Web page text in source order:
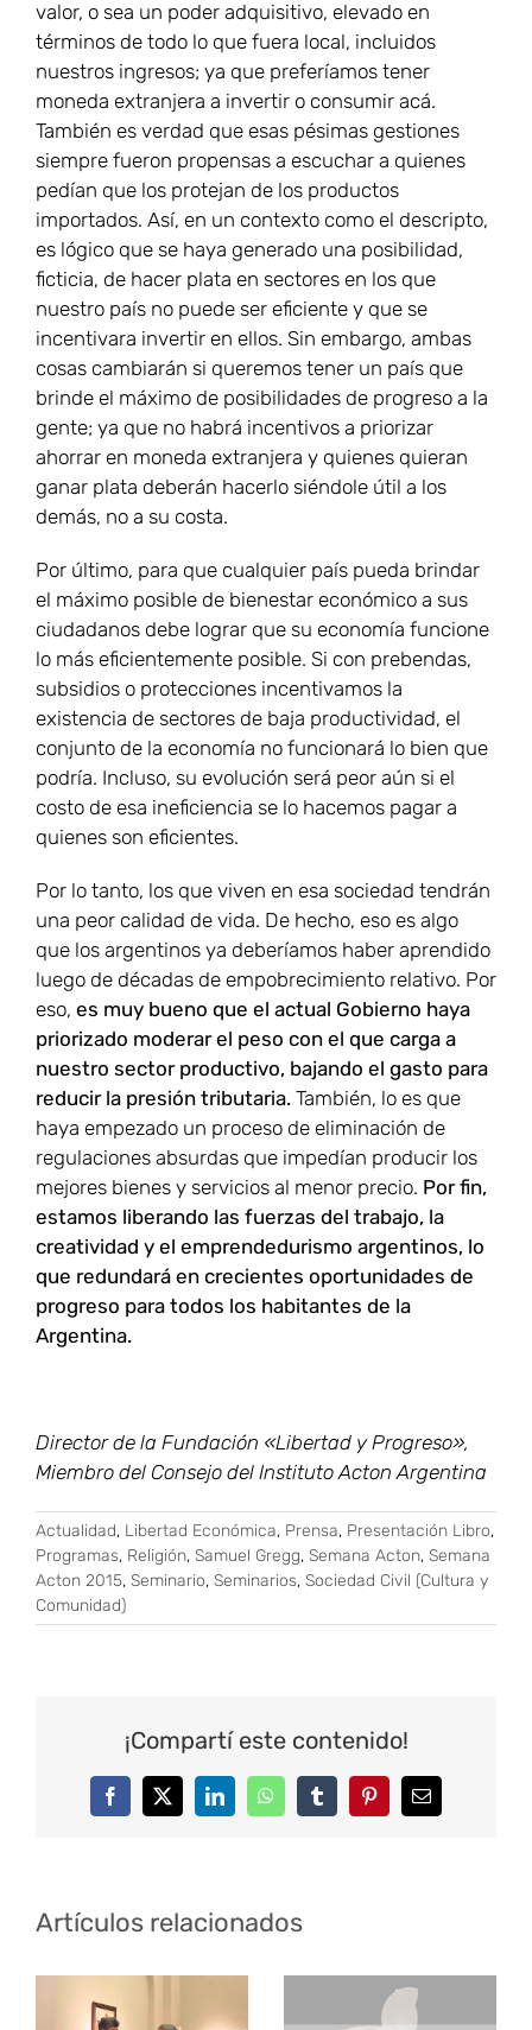
valor, o sea un poder adquisitivo, elevado en
términos de todo lo que fuera local, incluidos
nuestros ingresos; ya que preferíamos tener
moneda extranjera a invertir o consumir acá.
También es verdad que esas pésimas gestiones
siempre fueron propensas a escuchar a quienes
pedían que los protejan de los productos
importados. Así, en un contexto como el descripto,
es lógico que se haya generado una posibilidad,
ficticia, de hacer plata en sectores en los que
nuestro país no puede ser eficiente y que se
incentivara invertir en ellos. Sin embargo, ambas
cosas cambiarán si queremos tener un país que
brinde el máximo de posibilidades de progreso a la
gente; ya que no habrá incentivos a priorizar
ahorrar en moneda extranjera y quienes quieran
ganar plata deberán hacerlo siéndole útil a los
demás, no a su costa.
Por último, para que cualquier país pueda brindar
el máximo posible de bienestar económico a sus
ciudadanos debe lograr que su economía funcione
lo más eficientemente posible. Si con prebendas,
subsidios o protecciones incentivamos la
existencia de sectores de baja productividad, el
conjunto de la economía no funcionará lo bien que
podría. Incluso, su evolución será peor aún si el
costo de esa ineficiencia se lo hacemos pagar a
quienes son eficientes.
Por lo tanto, los que viven en esa sociedad tendrán
una peor calidad de vida. De hecho, eso es algo
que los argentinos ya deberíamos haber aprendido
luego de décadas de empobrecimiento relativo. Por
eso, es muy bueno que el actual Gobierno haya
priorizado moderar el peso con el que carga a
nuestro sector productivo, bajando el gasto para
reducir la presión tributaria. También, lo es que
haya empezado un proceso de eliminación de
regulaciones absurdas que impedían producir los
mejores bienes y servicios al menor precio. Por fin,
estamos liberando las fuerzas del trabajo, la
creatividad y el emprendedurismo argentinos, lo
que redundará en crecientes oportunidades de
progreso para todos los habitantes de la
Argentina.
Director de la Fundación «Libertad y Progreso»,
Miembro del Consejo del Instituto Acton Argentina
Actualidad, Libertad Económica, Prensa, Presentación Libro,
Programas, Religión, Samuel Gregg, Semana Acton, Semana
Acton 2015, Seminario, Seminarios, Sociedad Civil (Cultura y
Comunidad)
¡Compartí este contenido!
FacebookTwitterLinkedInWhatsAppTumblrPinterestCorreo
Artículos relacionados